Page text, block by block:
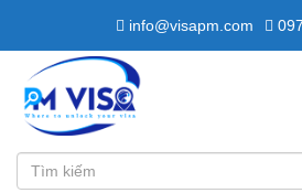
info@visapm.com